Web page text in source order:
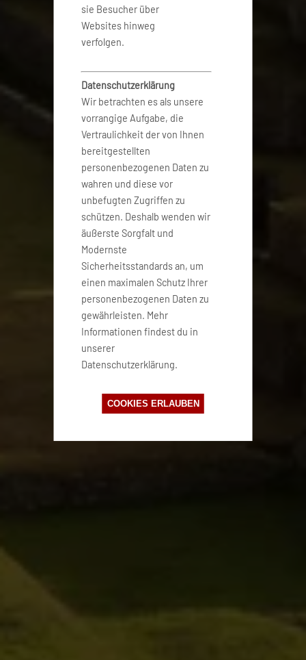
sie Besucher über
Websites hinweg
verfolgen.
Datenschutzerklärung
Wir betrachten es als unsere
vorrangige Aufgabe, die
Vertraulichkeit der von Ihnen
bereitgestellten
personenbezogenen Daten zu
wahren und diese vor
unbefugten Zugriffen zu
schützen. Deshalb wenden wir
äußerste Sorgfalt und
Modernste
Sicherheitsstandards an, um
einen maximalen Schutz Ihrer
personenbezogenen Daten zu
gewährleisten. Mehr
Informationen findest du in
unserer
Datenschutzerklärung.
COOKIES ERLAUBEN